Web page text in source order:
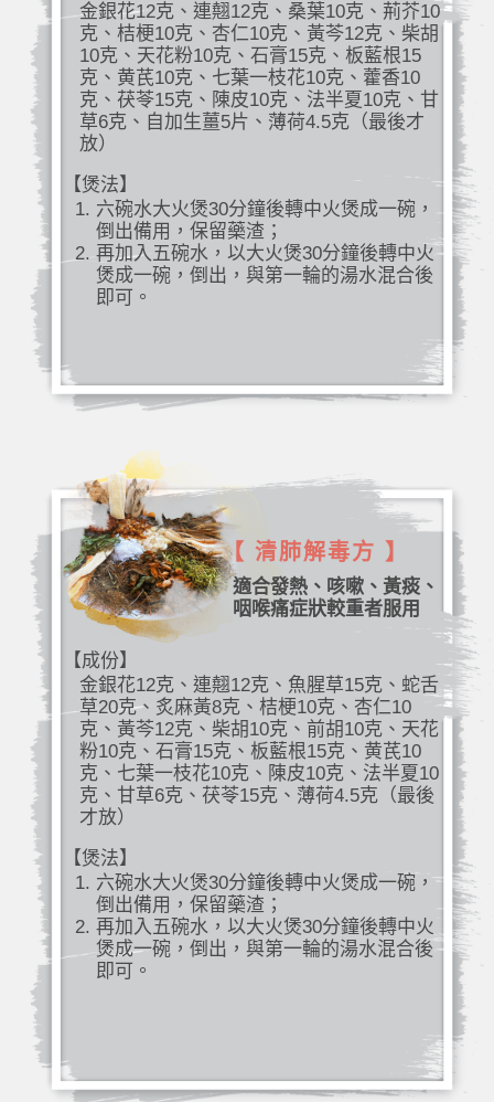
金銀花12克、連翹12克、桑葉10克、荊芥10
克、桔梗10克、杏仁10克、黃芩12克、柴胡
10克、天花粉10克、石膏15克、板藍根15
克、黄芪10克、七葉一枝花10克、藿香10
克、茯苓15克、陳皮10克、法半夏10克、甘
草6克、自加生薑5片、薄荷4.5克（最後才
放）
【煲法】
六碗水大火煲30分鐘後轉中火煲成一碗，
倒出備用，保留藥渣；
再加入五碗水，以大火煲30分鐘後轉中火
煲成一碗，倒出，與第一輪的湯水混合後
即可。
【 清肺解毒方 】
適合發熱、咳嗽、黃痰、
咽喉痛症狀較重者服用
【成份】
金銀花12克、連翹12克、魚腥草15克、蛇舌
草20克、炙麻黃8克、桔梗10克、杏仁10
克、黃芩12克、柴胡10克、前胡10克、天花
粉10克、石膏15克、板藍根15克、黄芪10
克、七葉一枝花10克、陳皮10克、法半夏10
克、甘草6克、茯苓15克、薄荷4.5克（最後
才放）
【煲法】
六碗水大火煲30分鐘後轉中火煲成一碗，
倒出備用，保留藥渣；
再加入五碗水，以大火煲30分鐘後轉中火
煲成一碗，倒出，與第一輪的湯水混合後
即可。